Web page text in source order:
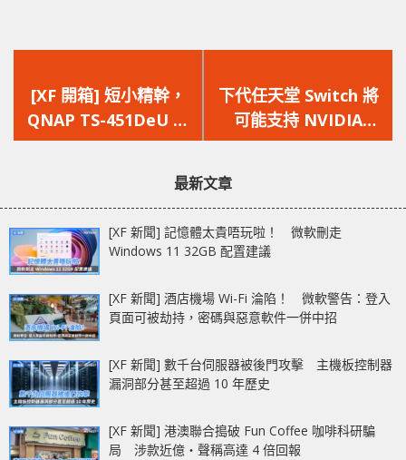
一
篇
文
[XF 開箱] 短小精幹，
QNAP TS-451DeU 短
身 1U NAS
一
篇
文
下代任天堂 Switch 將
可能支持 NVIDIA
DLSS 2.0 技術 ?!
最新文章
[XF 新聞] 記憶體太貴唔玩啦！ 微軟刪走
Windows 11 32GB 配置建議
[XF 新聞] 酒店機場 Wi-Fi 淪陷！ 微軟警告：登入
頁面可被劫持，密碼與惡意軟件一併中招
[XF 新聞] 數千台伺服器被後門攻擊 主機板控制器
漏洞部分甚至超過 10 年歷史
[XF 新聞] 港澳聯合搗破 Fun Coffee 咖啡科研騙
局 涉款近億‧聲稱高達 4 倍回報